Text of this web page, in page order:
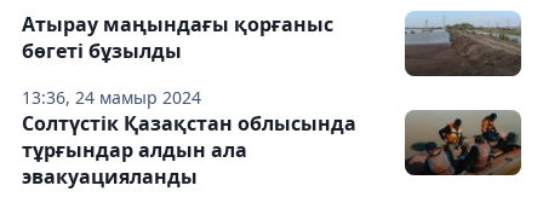
13:36, 24 мамыр 2024
Атырау маңындағы қорғаныс
бөгеті бұзылды
Солтүстік Қазақстан облысында
тұрғындар алдын ала
эвакуацияланды